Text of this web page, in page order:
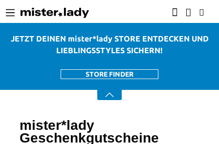
JETZT DEINEN mister*lady STORE ENTDECKEN UND
LIEBLINGSSTYLES SICHERN!
STORE FINDER
mister*lady
Geschenkgutscheine